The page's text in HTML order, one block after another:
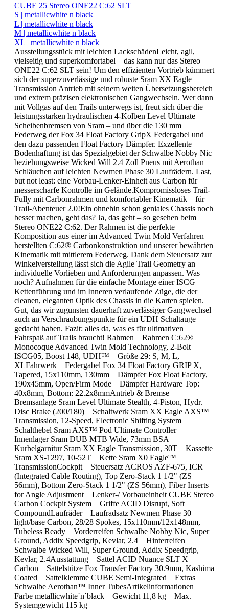
CUBE 25 Stereo ONE22 C:62 SLT
S | metallicwhite n black
L | metallicwhite n black
M | metallicwhite n black
XL | metallicwhite n black
Ausstellungsstück mit leichten LackschädenLeicht, agil,
vielseitig und superkomfortabel – das kann nur das Stereo
ONE22 C:62 SLT sein! Um den effizienten Vortrieb kümmert
sich der superzuverlässige und robuste Sram XX Eagle
Transmission Antrieb mit seinem weiten Übersetzungsbereich
und extrem präzisen elektronischen Gangwechseln. Wer dann
mit Vollgas auf den Trails unterwegs ist, freut sich über die
leistungsstarken hydraulischen 4-Kolben Level Ultimate
Scheibenbremsen von Sram – und über die 130 mm
Federweg der Fox 34 Float Factory GripX Federgabel und
den dazu passenden Float Factory Dämpfer. Exzellente
Bodenhaftung ist das Spezialgebiet der Schwalbe Nobby Nic
beziehungsweise Wicked Will 2.4 Zoll Pneus mit Aerothan
Schläuchen auf leichten Newmen Phase 30 Laufrädern. Last,
but not least: eine Vorbau-Lenker-Einheit aus Carbon für
messerscharfe Kontrolle im Gelände.Kompromissloses Trail-
Fully mit Carbonrahmen und komfortabler Kinematik – für
Trail-Abenteuer 2.0!Ein ohnehin schon geniales Chassis noch
besser machen, geht das? Ja, das geht – so gesehen beim
Stereo ONE22 C:62. Der Rahmen ist die perfekte
Komposition aus einer im Advanced Twin Mold Verfahren
herstellten C:62® Carbonkonstruktion und unserer bewährten
Kinematik mit mittlerem Federweg. Dank dem Steuersatz zur
Winkelverstellung lässt sich die Agile Trail Geometry an
individuelle Vorlieben und Anforderungen anpassen. Was
noch? Aufnahmen für die einfache Montage einer ISCG
Kettenführung und im Inneren verlaufende Züge, die der
cleanen, eleganten Optik des Chassis in die Karten spielen.
Gut, das wir zugunsten dauerhaft zuverlässiger Gangwechsel
auch an Verschraubungspunkte für ein UDH Schaltauge
gedacht haben. Fazit: alles da, was es für ultimativen
Fahrspaß auf Trails braucht! Rahmen Rahmen C:62®
Monocoque Advanced Twin Mold Technology, 2-Bolt
ISCG05, Boost 148, UDH™ Größe 29: S, M, L,
XLFahrwerk Federgabel Fox 34 Float Factory GRIP X,
Tapered, 15x110mm, 130mm Dämpfer Fox Float Factory,
190x45mm, Open/Firm Mode Dämpfer Hardware Top:
40x8mm, Bottom: 22.2x8mmAntrieb & Bremse
Bremsanlage Sram Level Ultimate Stealth, 4-Piston, Hydr.
Disc Brake (200/180) Schaltwerk Sram XX Eagle AXS™
Transmission, 12-Speed, Electronic Shifting System
Schalthebel Sram AXS™ Pod Ultimate Controller
Innenlager Sram DUB MTB Wide, 73mm BSA
Kurbelgarnitur Sram XX Eagle Transmission, 30T Kassette
Sram XS-1297, 10-52T Kette Sram X0 Eagle™
TransmissionCockpit Steuersatz ACROS AZF-675, ICR
(Integrated Cable Routing), Top Zero-Stack 1 1/2" (ZS
56mm), Bottom Zero-Stack 1 1/2" (ZS 56mm), Fiber Inserts
for Angle Adjustment Lenker-/ Vorbaueinheit CUBE Stereo
Carbon Cockpit System Griffe ACID Disrupt, Soft
CompoundLaufräder Laufradsatz Newmen Phase 30
light/base Carbon, 28/28 Spokes, 15x110mm/12x148mm,
Tubeless Ready Vorderreifen Schwalbe Nobby Nic, Super
Ground, Addix Speedgrip, Kevlar, 2.4 Hinterreifen
Schwalbe Wicked Will, Super Ground, Addix Speedgrip,
Kevlar, 2.4Ausstattung Sattel ACID Nuance SLT X
Carbon Sattelstütze Fox Transfer Factory 30.9mm, Kashima
Coated Sattelklemme CUBE Semi-Integrated Extras
Schwalbe Aerothan™ Inner TubesArtikelinformationen
Farbe metallicwhite´n´black Gewicht 11,8 kg Max.
Systemgewicht 115 kg